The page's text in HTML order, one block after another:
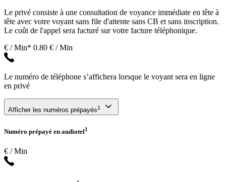
Le privé consiste à une consultation de voyance immédiate en tête à
tête avec votre voyant sans file d'attente sans CB et sans inscription.
Le coût de l'appel sera facturé sur votre facture téléphonique.
€ / Min* 0.80 € / Min
Le numéro de téléphone s’affichera lorsque le voyant sera en ligne
en privé
Afficher les numéros prépayés1
Numéro prépayé en audiotel1
€ / Min